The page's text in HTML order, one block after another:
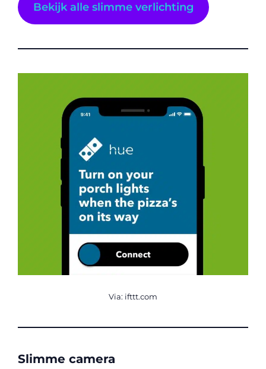
Bekijk alle slimme verlichting
Via: ifttt.com
Slimme camera